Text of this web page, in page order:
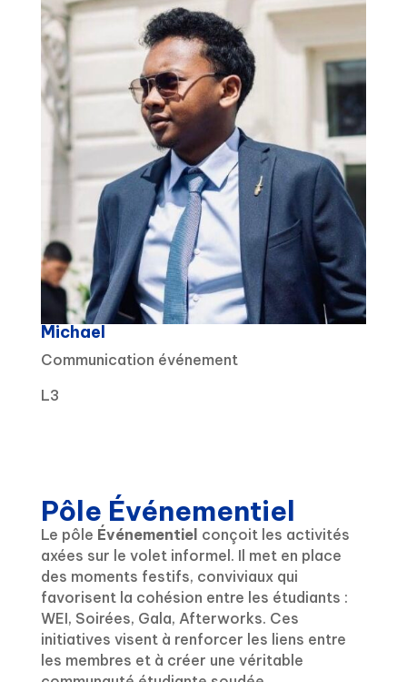
Michael
Communication événement
L3
Pôle Événementiel
Le pôle Événementiel conçoit les activités
axées sur le volet informel. Il met en place
des moments festifs, conviviaux qui
favorisent la cohésion entre les étudiants :
WEI, Soirées, Gala, Afterworks. Ces
initiatives visent à renforcer les liens entre
les membres et à créer une véritable